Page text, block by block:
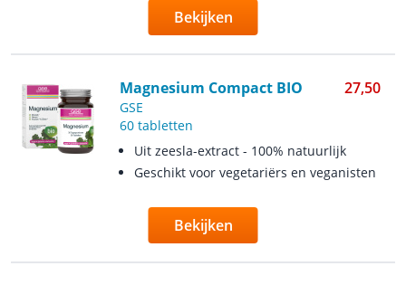
Bekijken
Magnesium Compact BIO 27,50
GSE
60 tabletten
Uit zeesla-extract - 100% natuurlijk
Geschikt voor vegetariërs en veganisten
Bekijken